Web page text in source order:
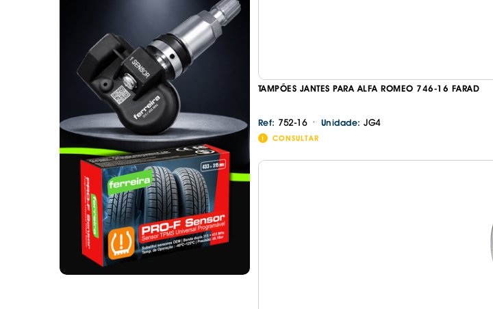
. TAMPÕES JANTES
. TAPETES ORIGINAIS BORRACHA
PESADOS E CARAVANAS
. TAPETES UNIVERSAIS ALCATIFA
. TAPETES UNIVERSAIS BORRACHA
. TAPETES UNIVERSAIS BORRACHA
MALA
TAMPÕES JANTES PARA ALFA ROMEO 746-16 FARAD
Ref: 752-16 · Unidade: JG4
CONSULTAR